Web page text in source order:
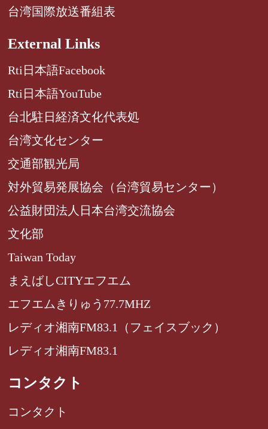
台湾国際放送番組表
External Links
Rti日本語Facebook
Rti日本語YouTube
台北駐日経済文化代表処
台湾文化センター
交通部観光局
対外貿易発展協会（台湾貿易センター）
公益財団法人日本台湾交流協会
文化部
Taiwan Today
まえばしCITYエフエム
エフエムきりゅう77.7MHZ
レディオ湘南FM83.1（フェイスブック）
レディオ湘南FM83.1
コンタクト
コンタクト